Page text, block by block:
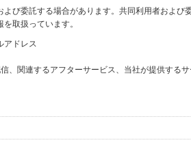
び委託する場合があります。共同利用者および
取扱っています。
アドレス
、関連するアフターサービス、当社が提供する